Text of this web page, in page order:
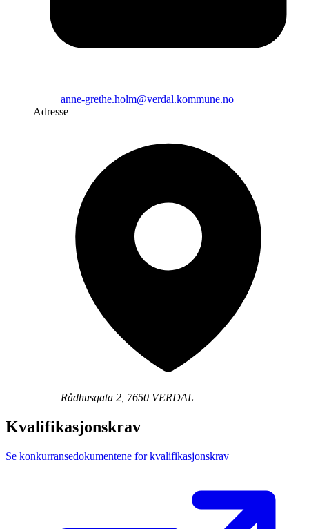
anne-grethe.holm@verdal.kommune.no
Adresse
Rådhusgata 2, 7650 VERDAL
Kvalifikasjonskrav
Se konkurransedokumentene for kvalifikasjonskrav